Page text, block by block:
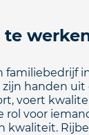
familiebedrijf
handen
voert
rol voor
kwaliteit.